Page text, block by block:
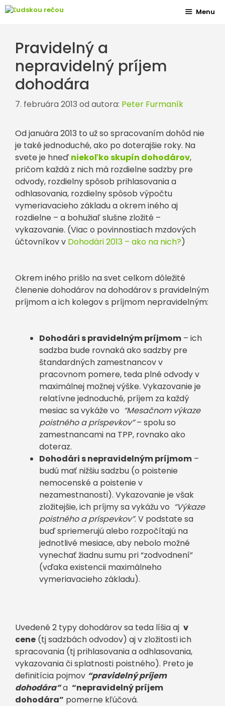
Preskočiť
Menu
Pravidelný a
nepravidelný príjem
dohodára
7. februára 2013 od autora: Peter Furmaník
Od januára 2013 to už so spracovaním dohôd nie
je také jednoduché, ako po doterajšie roky. Na
svete je hneď niekoľko skupín dohodárov,
pričom každá z nich má rozdielne sadzby pre
odvody, rozdielny spôsob prihlasovania a
odhlasovania, rozdielny spôsob výpočtu
vymeriavacieho základu a okrem iného aj
rozdielne – a bohužiaľ slušne zložité –
vykazovanie. (Viac o povinnostiach mzdových
účtovníkov v Dohodári 2013 – ako na nich?)
Okrem iného prišlo na svet celkom dôležité
členenie dohodárov na dohodárov s pravidelným
príjmom a ich kolegov s príjmom nepravidelným:
Dohodári s pravidelným príjmom – ich
sadzba bude rovnaká ako sadzby pre
štandardných zamestnancov v
pracovnom pomere, teda plné odvody v
maximálnej možnej výške. Vykazovanie je
relatívne jednoduché, príjem za každý
mesiac sa vykáže vo “Mesačnom výkaze
poistného a príspevkov”– spolu so
zamestnancami na TPP, rovnako ako
doteraz.
Dohodári s nepravidelným príjmom –
budú mať nižšiu sadzbu (o poistenie
nemocenské a poistenie v
nezamestnanosti). Vykazovanie je však
zložitejšie, ich príjmy sa vykážu vo “Výkaze
poistného a príspevkov”. V podstate sa
buď spriemerujú alebo rozpočítajú na
jednotlivé mesiace, aby nebolo možné
vynechať žiadnu sumu pri “zodvodnení”
(vďaka existencii maximálneho
vymeriavacieho základu).
Uvedené 2 typy dohodárov sa teda líšia aj v
cene (tj sadzbách odvodov) aj v zložitosti ich
spracovania (tj prihlasovania a odhlasovania,
vykazovania či splatnosti poistného). Preto je
definitícia pojmov “pravidelný príjem
dohodára”a “nepravidelný príjem
dohodára” pomerne kľúčová.